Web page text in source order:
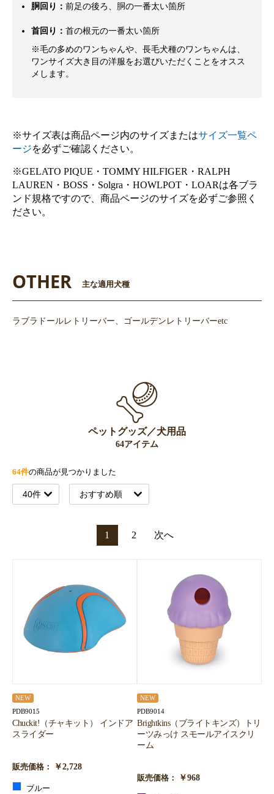
胴回り： 前足の後ろ、胴の一番太い箇所
首回り： 首の根元の一番太い箇所
※毛の多めのワンちゃんや、長毛犬種のワンちゃんは、
ワンサイズ大き目の洋服をお選びいただくことをオスス
メします。
※サイズ表は商品ページ内のサイズまたはサイズ一覧ペ
ージを必ずご確認ください。
※GELATO PIQUE・TOMMY HILFIGER・RALPH
LAUREN・BOSS・Solgra・HOWLPOT・LOARは各ブラ
ンド規格ですので、商品ページのサイズを必ずご参照く
ださい。
OTHER 主な適用犬種
ラブラドールレトリーバー、ゴールデンレトリーバーetc
ペットグッズ／犬用品
64アイテム
64件の商品が見つかりました
1 2 次へ
NEW
PDB9015
Chuckit!（チャキット） インドア
スライダー
販売価格： ￥2,728
ブルー
NEW
PDB9014
Brightkins（ブライトキンズ）トリ
ーツみっけ スモールアイスクリ
ーム
販売価格： ￥968